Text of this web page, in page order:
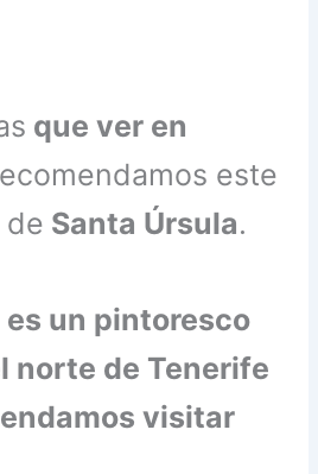
que ver en
este
de Santa Úrsula.
es un pintoresco
norte de Tenerife
visitar